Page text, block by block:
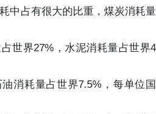
中占有很大的比重，煤炭消耗量
世界27%，水泥消耗量占世界4
消耗量占世界7.5%，每单位国